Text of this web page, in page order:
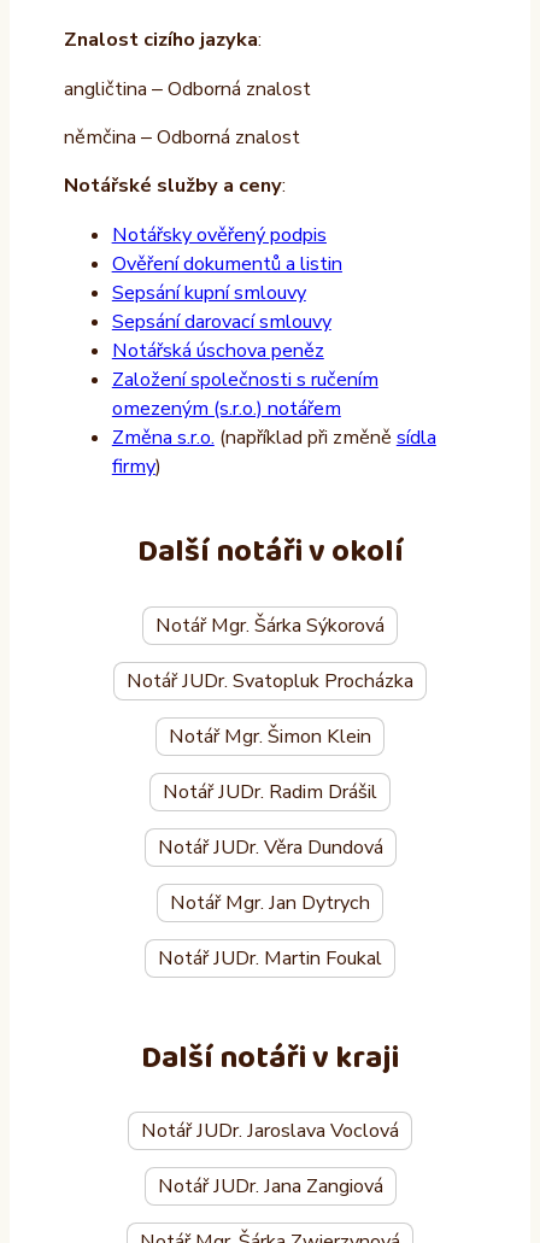
Znalost cizího jazyka:
angličtina – Odborná znalost
němčina – Odborná znalost
Notářské služby a ceny:
Notářsky ověřený podpis
Ověření dokumentů a listin
Sepsání kupní smlouvy
Sepsání darovací smlouvy
Notářská úschova peněz
Založení společnosti s ručením
omezeným (s.r.o.) notářem
Změna s.r.o. (například při změně sídla
firmy)
Další notáři v okolí
Notář Mgr. Šárka Sýkorová
Notář JUDr. Svatopluk Procházka
Notář Mgr. Šimon Klein
Notář JUDr. Radim Drášil
Notář JUDr. Věra Dundová
Notář Mgr. Jan Dytrych
Notář JUDr. Martin Foukal
Další notáři v kraji
Notář JUDr. Jaroslava Voclová
Notář JUDr. Jana Zangiová